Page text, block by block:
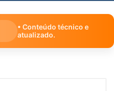
• Conteúdo técnico e
atualizado.